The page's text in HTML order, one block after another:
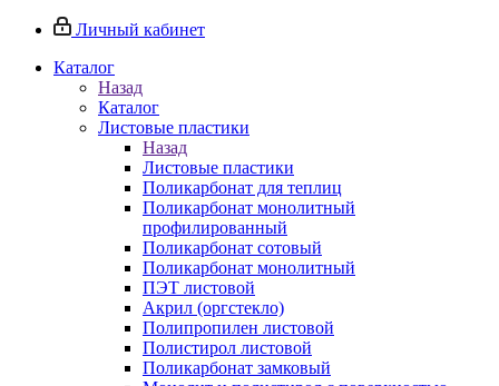
Личный кабинет
Каталог
Назад
Каталог
Листовые пластики
Назад
Листовые пластики
Поликарбонат для теплиц
Поликарбонат монолитный
профилированный
Поликарбонат сотовый
Поликарбонат монолитный
ПЭТ листовой
Акрил (оргстекло)
Полипропилен листовой
Полистирол листовой
Поликарбонат замковый